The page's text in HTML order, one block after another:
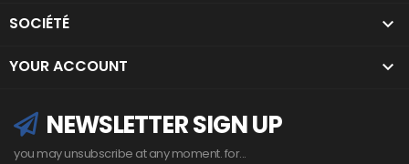
SOCIÉTÉ 
YOUR ACCOUNT 
NEWSLETTER SIGN UP
you may unsubscribe at any moment. for...